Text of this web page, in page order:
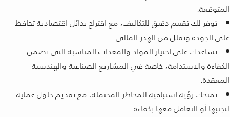
المتوقعة.
توفر لك تقييم دقيق للتكاليف، مع اقتراح بدائل اقتصادية تحافظ
على الجودة وتقلل من الهدر المالي.
تساعدك على اختيار المواد والمعدات المناسبة التي تضمن
الكفاءة والاستدامة، خاصة في المشاريع الصناعية والهندسية
المعقدة.
تمنحك رؤية استباقية للمخاطر المحتملة، مع تقديم حلول عملية
لتجنبها أو التعامل معها بكفاءة.